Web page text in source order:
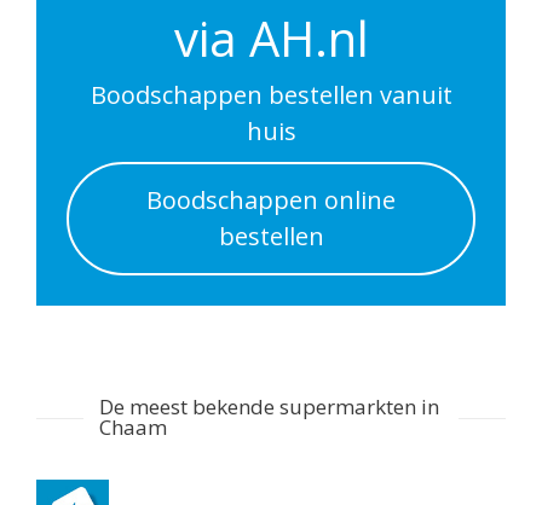
Ulvenhout 4851CM
Albert Heijn Bavel
Pastoor Doensstraat 8
Bavel 4854CP
7.1 km
Routebeschrijving
Gilze 5126CC
Routebeschrijving
via AH.nl
Boodschappen bestellen vanuit
huis
Boodschappen online
bestellen
De meest bekende supermarkten in
Chaam